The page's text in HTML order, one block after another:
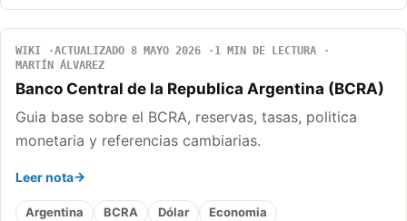
WIKI ACTUALIZADO 8 MAYO 2026
1 MIN DE LECTURA
MARTÍN ÁLVAREZ
Banco Central de la Republica Argentina (BCRA)
Guia base sobre el BCRA, reservas, tasas, politica
monetaria y referencias cambiarias.
Leer nota
Argentina BCRA Dólar Economia